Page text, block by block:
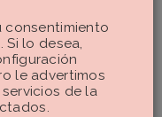
de ponérselo
de barrera que
consentimiento
lo desea,
le advertimos
de la